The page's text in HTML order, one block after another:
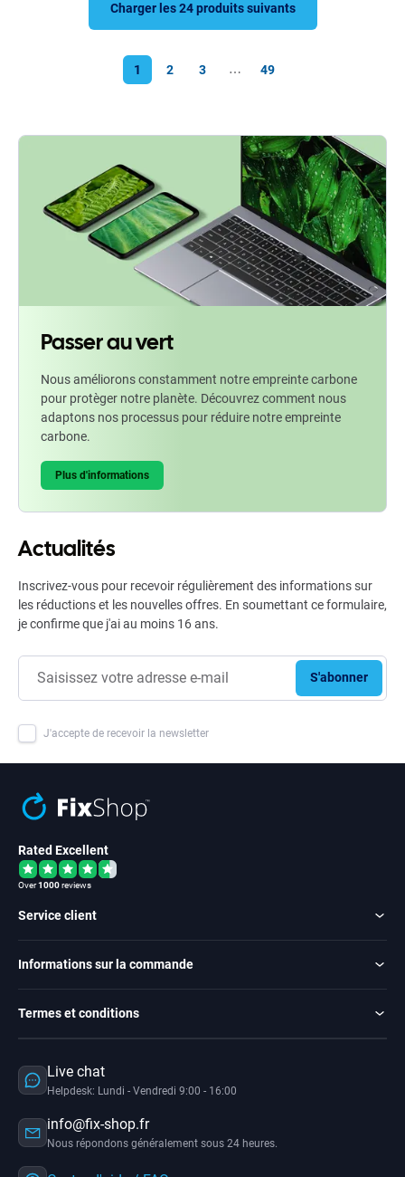
Charger les 24 produits suivants
1 2 3 ⋯ 49
Passer au vert
Nous améliorons constamment notre empreinte carbone
pour protèger notre planète. Découvrez comment nous
adaptons nos processus pour réduire notre empreinte
carbone.
Plus d'informations
Actualités
Inscrivez-vous pour recevoir régulièrement des informations sur
les réductions et les nouvelles offres. En soumettant ce formulaire,
je confirme que j'ai au moins 16 ans.
S'abonner
J'accepte de recevoir la newsletter
Rated Excellent
Over1000reviews
Service client
Informations sur la commande
Termes et conditions
Live chat
Helpdesk: Lundi - Vendredi 9:00 - 16:00
info@fix-shop.fr
Nous répondons généralement sous 24 heures.